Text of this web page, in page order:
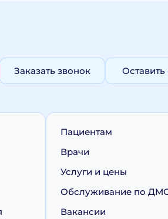
Заказать звонок Оставить
Пациентам
Врачи
Услуги и цены
Обслуживание по
Вакансии